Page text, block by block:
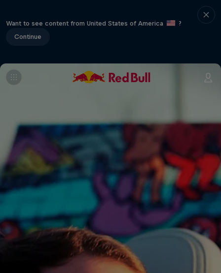
Want to see content from United States of America
?
Continue